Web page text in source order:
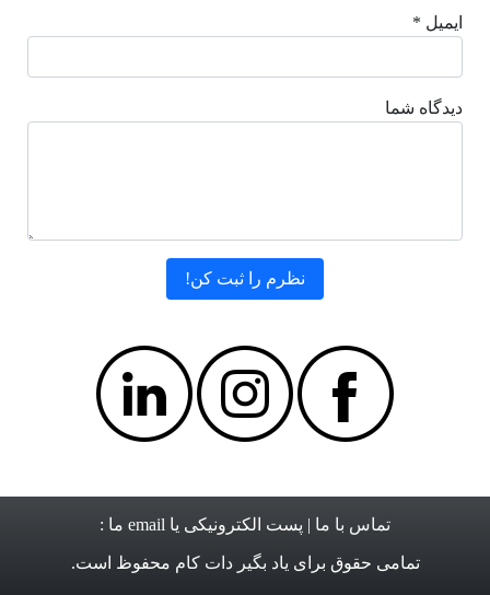
ایمیل *
دیدگاه شما
تماس با ما | پست الکترونیکی یا email ما :
تمامی حقوق برای یاد بگیر دات کام محفوظ است.